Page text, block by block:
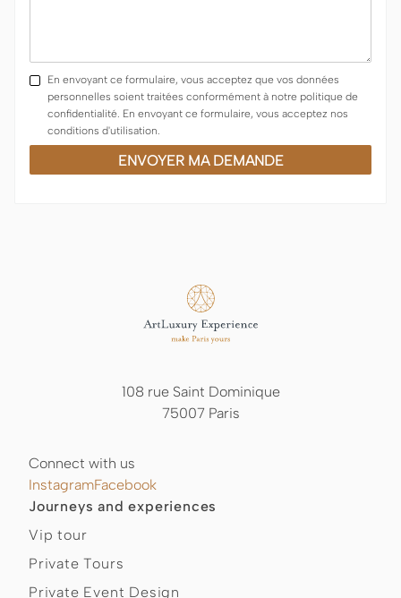
En envoyant ce formulaire, vous acceptez que vos données
personnelles soient traitées conformément à notre politique de
confidentialité. En envoyant ce formulaire, vous acceptez nos
conditions d'utilisation.
108 rue Saint Dominique
75007 Paris
Connect with us
InstagramFacebook
Journeys and experiences
Vip tour
Private Tours
Private Event Design